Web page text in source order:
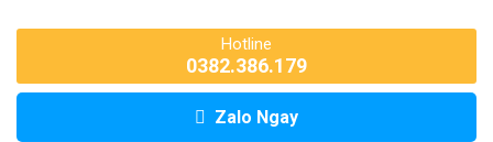
Hotline
0382.386.179
Zalo Ngay